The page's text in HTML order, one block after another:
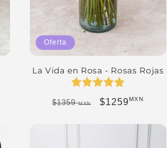
Oferta
La Vida en Rosa - Rosas Rojas
Precio habitual
$1359MXN Precio de
$1259MXN